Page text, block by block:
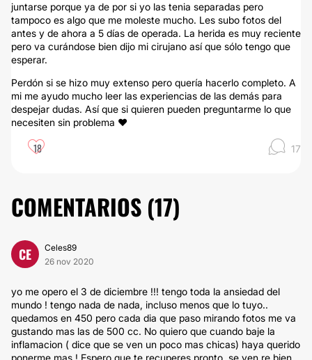
juntarse porque ya de por si yo las tenia separadas pero
tampoco es algo que me moleste mucho. Les subo fotos del
antes y de ahora a 5 días de operada. La herida es muy reciente
pero va curándose bien dijo mi cirujano así que sólo tengo que
esperar.
Perdón si se hizo muy extenso pero quería hacerlo completo. A
mi me ayudo mucho leer las experiencias de las demás para
despejar dudas. Así que si quieren pueden preguntarme lo que
necesiten sin problema ❤️
18 17
COMENTARIOS (17)
CE
Celes89
26 nov 2020
yo me opero el 3 de diciembre !!! tengo toda la ansiedad del
mundo ! tengo nada de nada, incluso menos que lo tuyo..
quedamos en 450 pero cada dia que paso mirando fotos me va
gustando mas las de 500 cc. No quiero que cuando baje la
inflamacion ( dice que se ven un poco mas chicas) haya querido
ponerme mas ! Espero que te recuperes pronto, se ven re bien